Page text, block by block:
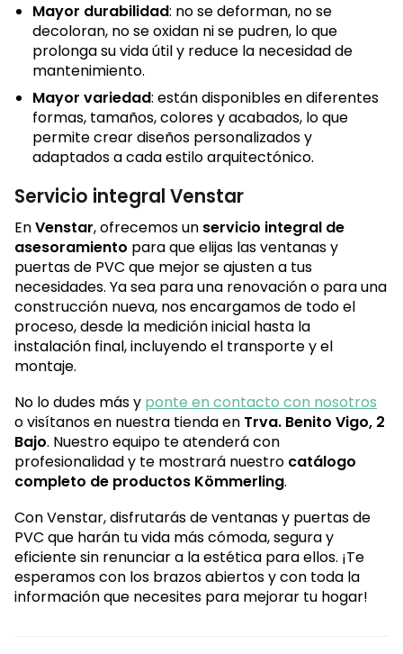
Mayor durabilidad: no se deforman, no se
decoloran, no se oxidan ni se pudren, lo que
prolonga su vida útil y reduce la necesidad de
mantenimiento.
Mayor variedad: están disponibles en diferentes
formas, tamaños, colores y acabados, lo que
permite crear diseños personalizados y
adaptados a cada estilo arquitectónico.
Servicio integral Venstar
EnVenstar, ofrecemos un servicio integral de
asesoramiento para que elijas las ventanas y
puertas de PVC que mejor se ajusten a tus
necesidades. Ya sea para una renovación o para una
construcción nueva, nos encargamos de todo el
proceso, desde la medición inicial hasta la
instalación final, incluyendo el transporte y el
montaje.
No lo dudes más y ponte en contacto con nosotros
o visítanos en nuestra tienda en Trva. Benito Vigo, 2
Bajo. Nuestro equipo te atenderá con
profesionalidad y te mostrará nuestro catálogo
completo de productos Kömmerling.
Con Venstar, disfrutarás de ventanas y puertas de
PVC que harán tu vida más cómoda, segura y
eficiente sin renunciar a la estética para ellos. ¡Te
esperamos con los brazos abiertos y con toda la
información que necesites para mejorar tu hogar!